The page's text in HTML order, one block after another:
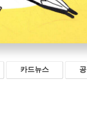
카드뉴스